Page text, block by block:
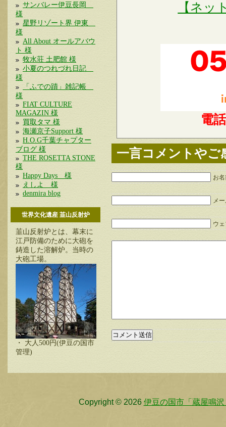
サンバレー伊豆長岡
様
星野リゾート界 伊東
様
All About オールアバウ
ト 様
牧水荘 土肥館 様
小夏のつれづれ日記
様
「ふでの蹟」雑記帳
様
FIAT CULTURE
MAGAZIN 様
買取タマ 様
海瀬京子Support 様
H.O.G千葉チャプター
ブログ 様
THE ROSETTA STONE
様
Happy Days 様
えしよ 様
denmira blog
世界文化遺産 韮山反射炉
韮山反射炉とは、幕末に
江戸防備のために大砲を
鋳造した溶解炉。当時の
大砲工場。
・ 大人500円(伊豆の国市
管理)
【ネッ
電話
一言コメントやご
お
メ
ウ
Copyright © 2026 伊豆の国市「蔵屋鳴